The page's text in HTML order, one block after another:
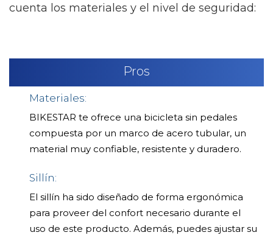
cuenta los materiales y el nivel de seguridad:
Pros
Materiales:
BIKESTAR te ofrece una bicicleta sin pedales
compuesta por un marco de acero tubular, un
material muy confiable, resistente y duradero.
Sillín:
El sillín ha sido diseñado de forma ergonómica
para proveer del confort necesario durante el
uso de este producto. Además, puedes ajustar su